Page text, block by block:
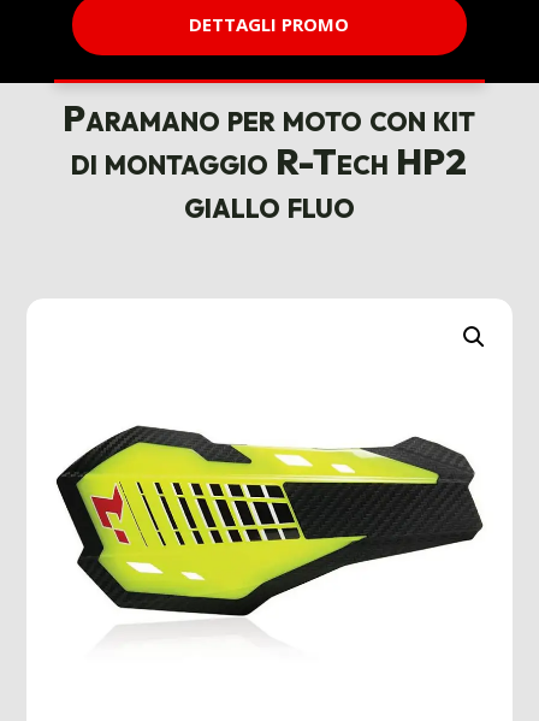
DETTAGLI PROMO
Paramano per moto con kit
di montaggio R-Tech HP2
giallo fluo